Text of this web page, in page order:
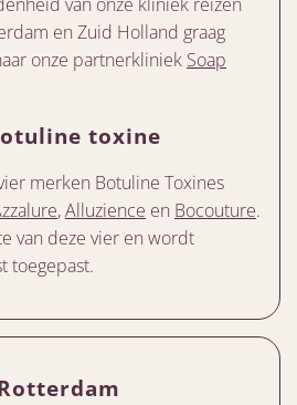
en Zuid Holland graag
onze partnerkliniek Soap
toxine
merken Botuline Toxines
,Alluzience en Bocouture.
van deze vier en wordt
toegepast.